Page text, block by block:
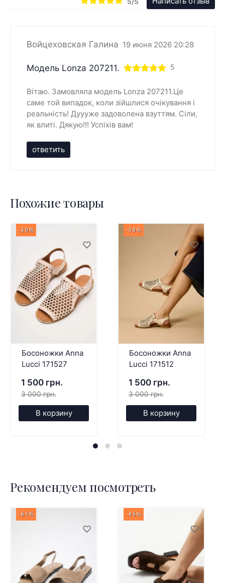
Войцеховская Галина 19 июня 2026 20:28
Модель Lonza 207211. 5
Вітаю. Замовляла модель Lonza 207211.Це
саме той випадок, коли зійшлися очікування і
реальність! Дуууже задоволена взуттям. Сіли,
як влиті. Дякую!!! Успіхів вам!
ответить
Похожие товары
-50%
Босоножки Anna
Lucci 171527
1 500 грн.
3 000 грн.
В корзину
-50%
Босоножки Anna
Lucci 171512
1 500 грн.
3 000 грн.
В корзину
Рекомендуем посмотреть
-61% -45%